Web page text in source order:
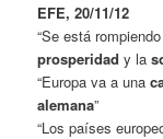
EFE, 20/11/12
“Se está
prosperidad y la
“Europa va a una
alemana”
“Los países